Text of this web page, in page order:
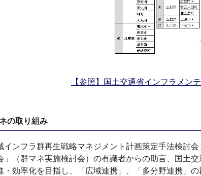
【参照】国土交通省インフラメン
の取り組み
ンフラ群再生戦略マネジメント計画策定手法検討
」（群マネ実施検討会）の有識者からの助言、国土
・効率化を目指し、「広域連携」、「多分野連携」の